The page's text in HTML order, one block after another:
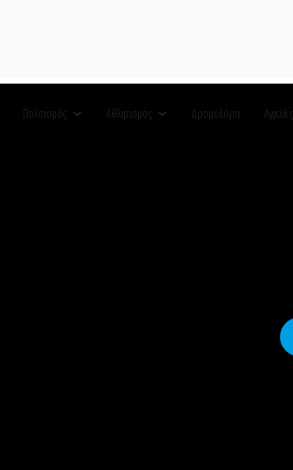
Πολιτισμός Αθλητισμός Δρομολόγια Αγγελίες